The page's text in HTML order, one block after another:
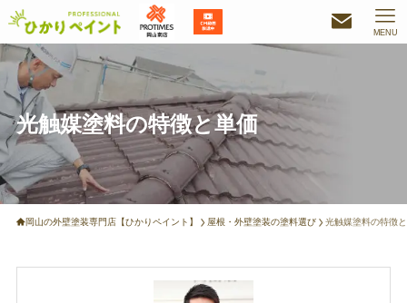
MENU
光触媒塗料の特徴と単価
岡山の外壁塗装専門店【ひかりペイント】 屋根・外壁塗装の塗料選び 光触媒塗料の特徴